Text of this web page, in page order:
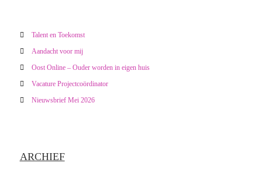
Talent en Toekomst
Aandacht voor mij
Oost Online – Ouder worden in eigen huis
Vacature Projectcoördinator
Nieuwsbrief Mei 2026
ARCHIEF